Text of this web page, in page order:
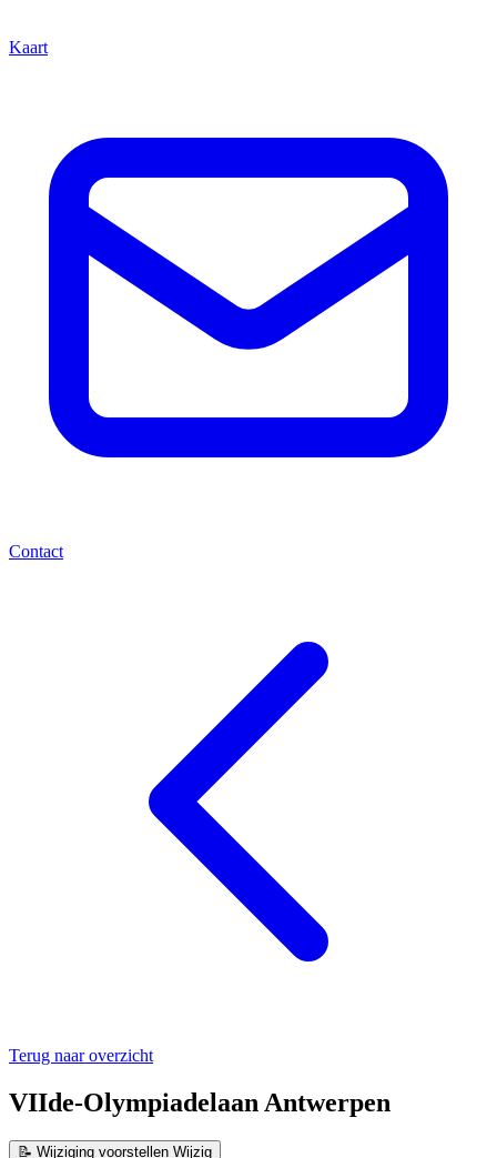
Kaart
Contact
Terug naar overzicht
VIIde-Olympiadelaan Antwerpen
📝 Wijziging voorstellen Wijzig